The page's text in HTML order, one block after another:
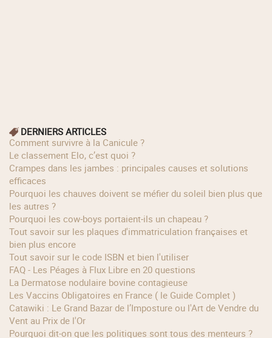
DERNIERS ARTICLES
Comment survivre à la Canicule ?
Le classement Elo, c’est quoi ?
Crampes dans les jambes : principales causes et solutions
efficaces
Pourquoi les chauves doivent se méfier du soleil bien plus que
les autres ?
Pourquoi les cow‑boys portaient‑ils un chapeau ?
Tout savoir sur les plaques d'immatriculation françaises et
bien plus encore
Tout savoir sur le code ISBN et bien l'utiliser
FAQ - Les Péages à Flux Libre en 20 questions
La Dermatose nodulaire bovine contagieuse
Les Vaccins Obligatoires en France ( le Guide Complet )
Catawiki : Le Grand Bazar de l’Imposture ou l'Art de Vendre du
Vent au Prix de l'Or
Pourquoi dit-on que les politiques sont tous des menteurs ?